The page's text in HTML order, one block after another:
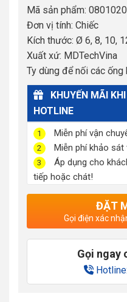
Mã sản phẩm:
Đơn vị tính: Chiếc
Kích thước: Ø 6, 8, 10,
Xuất xứ: MDTechVina
Ty dùng để nối các ống
KHUYẾN MÃI KHI
HOTLINE
1 Miễn phí vận
2 Miễn phí khảo sát
3
Áp dụng cho
tiếp hoặc chát!
ĐẶT
Gọi điện xác
Gọi ngay